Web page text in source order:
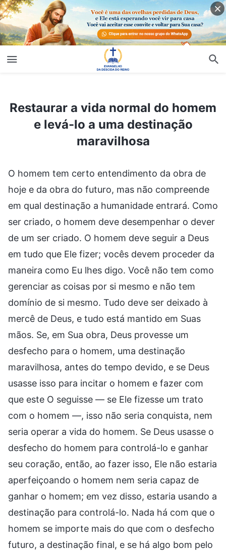
Restaurar a vida normal do homem
e levá-lo a uma destinação
maravilhosa
O homem tem certo entendimento da obra de
hoje e da obra do futuro, mas não compreende
em qual destinação a humanidade entrará. Como
ser criado, o homem deve desempenhar o dever
de um ser criado. O homem deve seguir a Deus
em tudo que Ele fizer; vocês devem proceder da
maneira como Eu lhes digo. Você não tem como
gerenciar as coisas por si mesmo e não tem
domínio de si mesmo. Tudo deve ser deixado à
mercê de Deus, e tudo está mantido em Suas
mãos. Se, em Sua obra, Deus provesse um
desfecho para o homem, uma destinação
maravilhosa, antes do tempo devido, e se Deus
usasse isso para incitar o homem e fazer com
que este O seguisse — se Ele fizesse um trato
com o homem —, isso não seria conquista, nem
seria operar a vida do homem. Se Deus usasse o
desfecho do homem para controlá-lo e ganhar
seu coração, então, ao fazer isso, Ele não estaria
aperfeiçoando o homem nem seria capaz de
ganhar o homem; em vez disso, estaria usando a
destinação para controlá-lo. Nada há com que o
homem se importe mais do que com o desfecho
futuro, a destinação final, e se há algo bom pelo